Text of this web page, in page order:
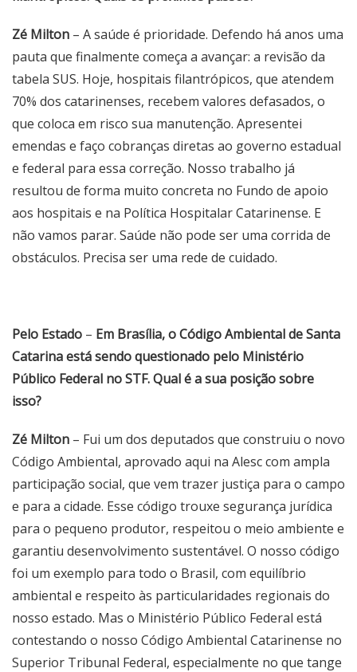
Zé Milton – A saúde é prioridade. Defendo há anos uma
pauta que finalmente começa a avançar: a revisão da
tabela SUS. Hoje, hospitais filantrópicos, que atendem
70% dos catarinenses, recebem valores defasados, o
que coloca em risco sua manutenção. Apresentei
emendas e faço cobranças diretas ao governo estadual
e federal para essa correção. Nosso trabalho já
resultou de forma muito concreta no Fundo de apoio
aos hospitais e na Política Hospitalar Catarinense. E
não vamos parar. Saúde não pode ser uma corrida de
obstáculos. Precisa ser uma rede de cuidado.
Pelo Estado – Em Brasília, o Código Ambiental de Santa
Catarina está sendo questionado pelo Ministério
Público Federal no STF. Qual é a sua posição sobre
isso?
Zé Milton – Fui um dos deputados que construiu o novo
Código Ambiental, aprovado aqui na Alesc com ampla
participação social, que vem trazer justiça para o campo
e para a cidade. Esse código trouxe segurança jurídica
para o pequeno produtor, respeitou o meio ambiente e
garantiu desenvolvimento sustentável. O nosso código
foi um exemplo para todo o Brasil, com equilíbrio
ambiental e respeito às particularidades regionais do
nosso estado. Mas o Ministério Público Federal está
contestando o nosso Código Ambiental Catarinense no
Superior Tribunal Federal, especialmente no que tange